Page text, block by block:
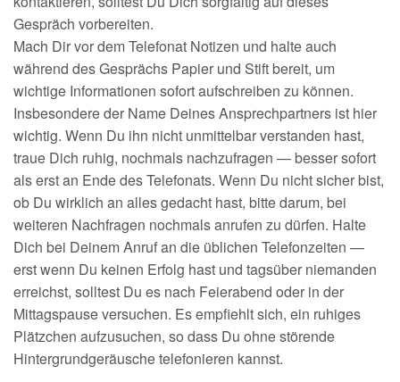
Gespräch vorbereiten.
Mach Dir vor dem Telefonat Notizen und halte auch
während des Gesprächs Papier und Stift bereit, um
wichtige Informationen sofort aufschreiben zu können.
Insbesondere der Name Deines Ansprechpartners ist hier
wichtig. Wenn Du ihn nicht unmittelbar verstanden hast,
traue Dich ruhig, nochmals nachzufragen — besser sofort
als erst an Ende des Telefonats. Wenn Du nicht sicher bist,
ob Du wirklich an alles gedacht hast, bitte darum, bei
weiteren Nachfragen nochmals anrufen zu dürfen. Halte
Dich bei Deinem Anruf an die üblichen Telefonzeiten —
erst wenn Du keinen Erfolg hast und tagsüber niemanden
erreichst, solltest Du es nach Feierabend oder in der
Mittagspause versuchen. Es empfiehlt sich, ein ruhiges
Plätzchen aufzusuchen, so dass Du ohne störende
Hintergrundgeräusche telefonieren kannst.